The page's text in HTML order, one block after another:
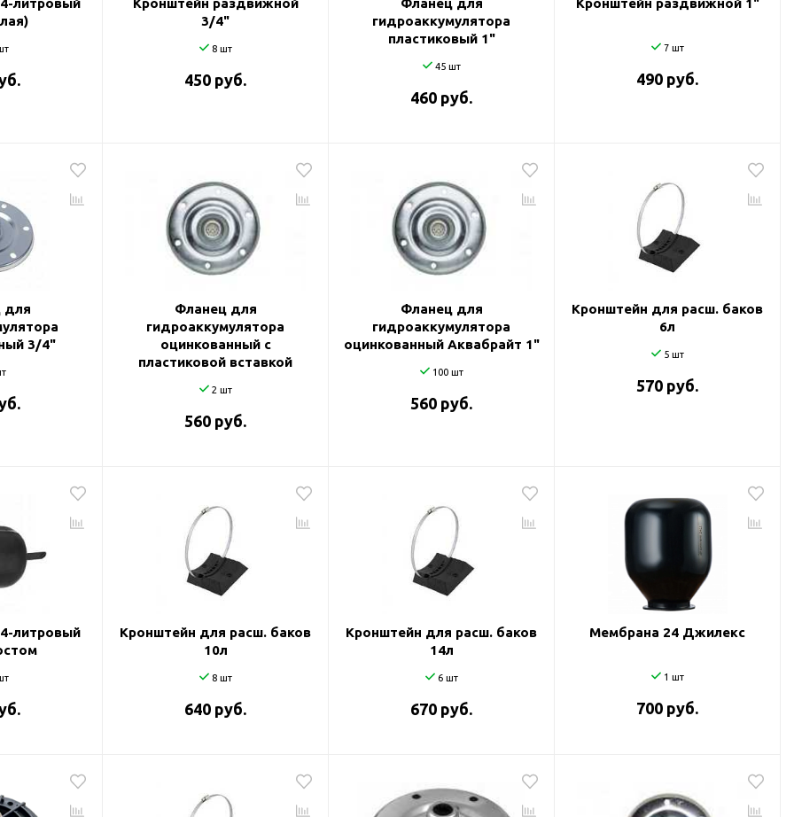
литровый
Кронштейн раздвижной
3/4"
8 шт
450 руб.
Фланец для
гидроаккумулятора
пластиковый 1"
45 шт
460 руб.
Кронштейн раздвижной 1"
7 шт
490 руб.
для
3/4"
Фланец для
гидроаккумулятора
оцинкованный с
пластиковой вставкой
2 шт
560 руб.
Фланец для
гидроаккумулятора
оцинкованный Аквабрайт 1"
100 шт
560 руб.
Кронштейн для расш. баков
6л
5 шт
570 руб.
литровый
Кронштейн для расш. баков
10л
8 шт
640 руб.
Кронштейн для расш. баков
14л
6 шт
670 руб.
Мембрана 24 Джилекс
1 шт
700 руб.